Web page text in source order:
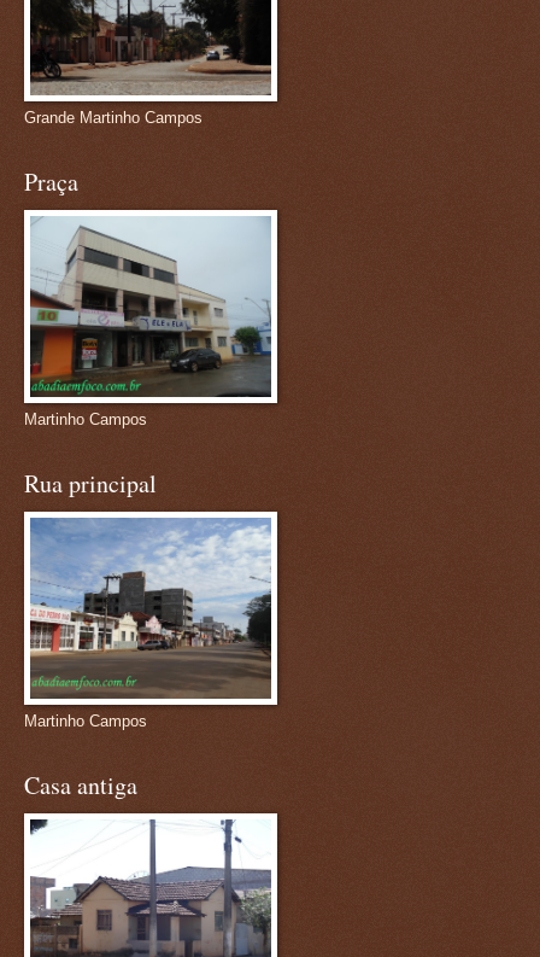
Grande Martinho Campos
Praça
Martinho Campos
Rua principal
Martinho Campos
Casa antiga